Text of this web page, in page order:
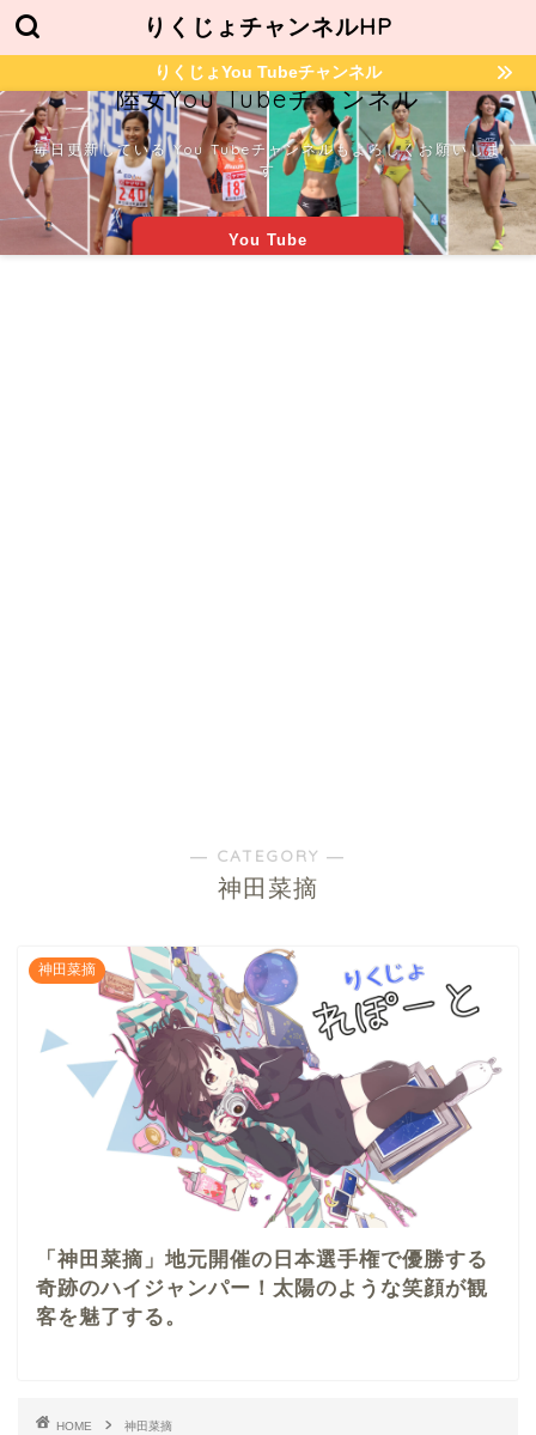
りくじょチャンネルHP
りくじょYou Tubeチャンネル
陸女You Tubeチャンネル
毎日更新している You Tubeチャンネルもよろしくお願いしま
す
You Tube
― CATEGORY ―
神田菜摘
神田菜摘
「神田菜摘」地元開催の日本選手権で優勝する
奇跡のハイジャンパー！太陽のような笑顔が観
客を魅了する。
HOME 神田菜摘